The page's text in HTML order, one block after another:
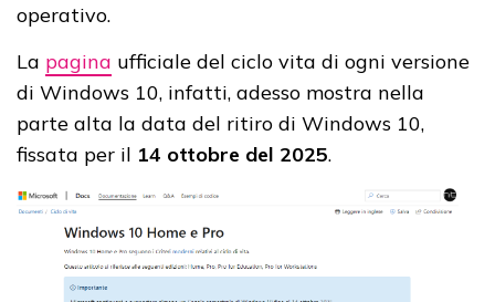
operativo.
La pagina ufficiale del ciclo vita di ogni versione
di Windows 10, infatti, adesso mostra nella
parte alta la data del ritiro di Windows 10,
fissata per il 14 ottobre del 2025.